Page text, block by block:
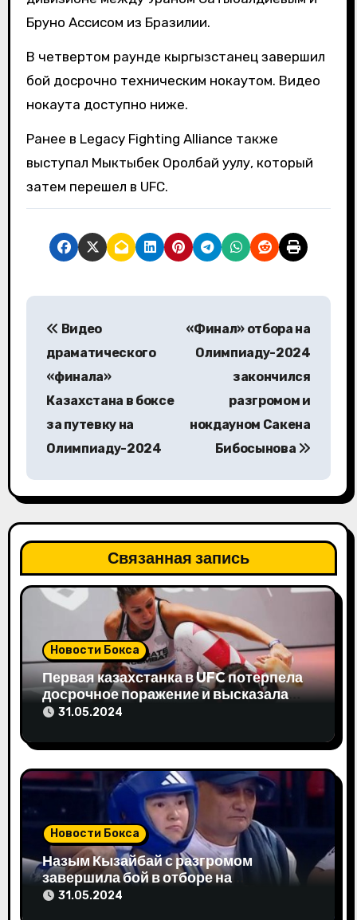
Бруно Ассисом из Бразилии.
В четвертом раунде кыргызстанец завершил
бой досрочно техническим нокаутом. Видео
нокаута доступно ниже.
Ранее в Legacy Fighting Alliance также
выступал Мыктыбек Оролбай уулу, который
затем перешел в UFC.
Н
а
ц
и
я
з
а
п
и
с
м
Видео
драматического
«финала»
Казахстана в боксе
за путевку на
Олимпиаду-2024
«Финал» отбора на
Олимпиаду-2024
закончился
разгромом и
нокдауном Сакена
Бибосынова
Связанная запись
Новости Бокса
Первая казахстанка в UFC потерпела
досрочное поражение и высказала
свое мнение
31.05.2024
Новости Бокса
Назым Кызайбай с разгромом
завершила бой в отборе на
Олимпиаду-2024
31.05.2024